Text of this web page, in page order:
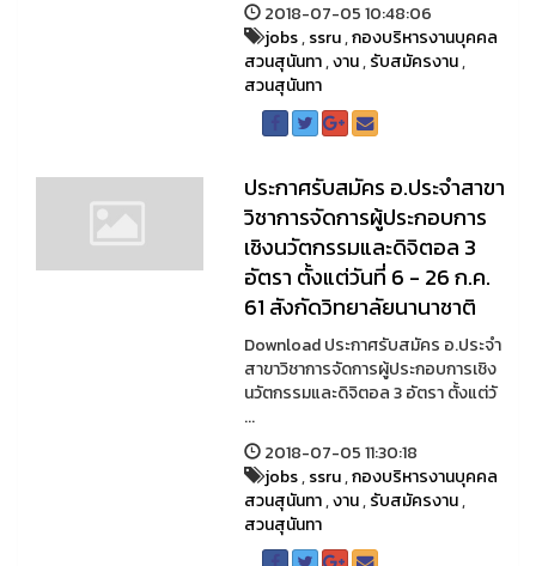
2018-07-05 10:48:06
jobs,ssru,กองบริหารงานบุคคล
สวนสุนันทา,งาน,รับสมัครงาน,
สวนสุนันทา
ประกาศรับสมัคร อ.ประจำสาขา
วิชาการจัดการผู้ประกอบการ
เชิงนวัตกรรมและดิจิตอล 3
อัตรา ตั้งแต่วันที่ 6 - 26 ก.ค.
61 สังกัดวิทยาลัยนานาชาติ
Download ประกาศรับสมัคร อ.ประจำ
สาขาวิชาการจัดการผู้ประกอบการเชิง
นวัตกรรมและดิจิตอล 3 อัตรา ตั้งแต่วั
...
2018-07-05 11:30:18
jobs,ssru,กองบริหารงานบุคคล
สวนสุนันทา,งาน,รับสมัครงาน,
สวนสุนันทา